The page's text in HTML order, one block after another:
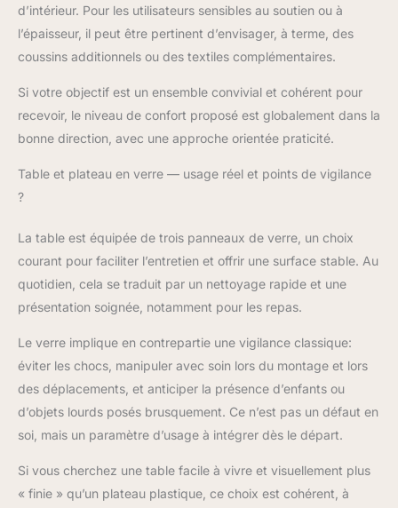
la pérennité de votre
investissement,
permettant à votre
salon de résister aux
saisonnières.
d’intérieur. Pour les utilisateurs sensibles au soutien ou à
l’épaisseur, il peut être pertinent d’envisager, à terme, des
coussins additionnels ou des textiles complémentaires.
Si votre objectif est un ensemble convivial et cohérent pour
recevoir, le niveau de confort proposé est globalement dans la
bonne direction, avec une approche orientée praticité.
Table et plateau en verre — usage réel et points de vigilance
?
La table est équipée de trois panneaux de verre, un choix
courant pour faciliter l’entretien et offrir une surface stable. Au
quotidien, cela se traduit par un nettoyage rapide et une
présentation soignée, notamment pour les repas.
Le verre implique en contrepartie une vigilance classique:
éviter les chocs, manipuler avec soin lors du montage et lors
des déplacements, et anticiper la présence d’enfants ou
d’objets lourds posés brusquement. Ce n’est pas un défaut en
soi, mais un paramètre d’usage à intégrer dès le départ.
Si vous cherchez une table facile à vivre et visuellement plus
« finie » qu’un plateau plastique, ce choix est cohérent, à